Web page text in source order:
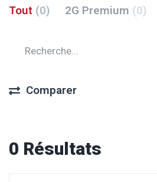
Tout (0) 2G Premium (0)
Comparer
0 Résultats